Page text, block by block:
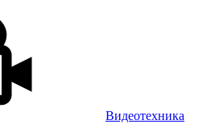
Видеотехника